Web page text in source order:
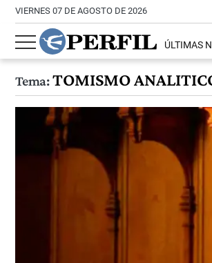
VIERNES 07 DE AGOSTO DE 2026
ÚLTIMAS
Tema:TOMISMO